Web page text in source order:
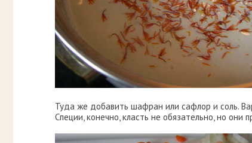
Туда же добавить шафран или сафлор и соль.
Специи, конечно, класть не обязательно, но они